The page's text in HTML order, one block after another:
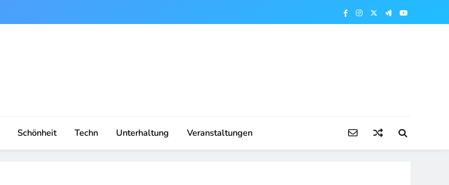
Schönheit Techn Unterhaltung Veranstaltungen